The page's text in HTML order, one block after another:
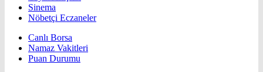
Sinema
Nöbetçi Eczaneler
Canlı Borsa
Namaz Vakitleri
Puan Durumu